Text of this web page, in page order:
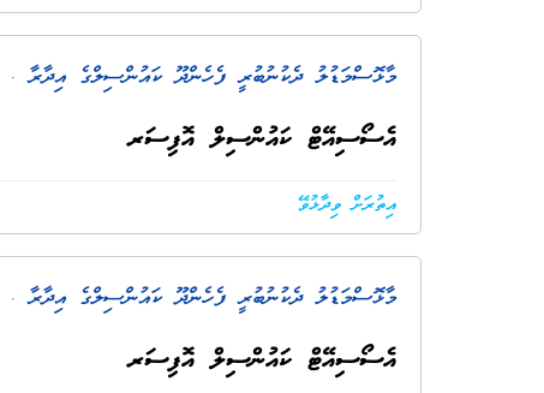
މާޅޮސްމަޑުލު ދެކުނުބުރީ ފެހެންދޫ ކައުންސިލްގެ އިދާރާ . 1 މަސް ކުރިން
އެސޯސިއޭޓް ކައުންސިލް އޮފިސަރ
އިތުރަށް ވިދާޅުވޭ
މާޅޮސްމަޑުލު ދެކުނުބުރީ ފެހެންދޫ ކައުންސިލްގެ އިދާރާ . 1 މަސް ކުރިން
އެސޯސިއޭޓް ކައުންސިލް އޮފިސަރ